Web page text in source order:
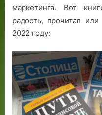
маркетинга. Вот
радость, прочитал
2022 году: